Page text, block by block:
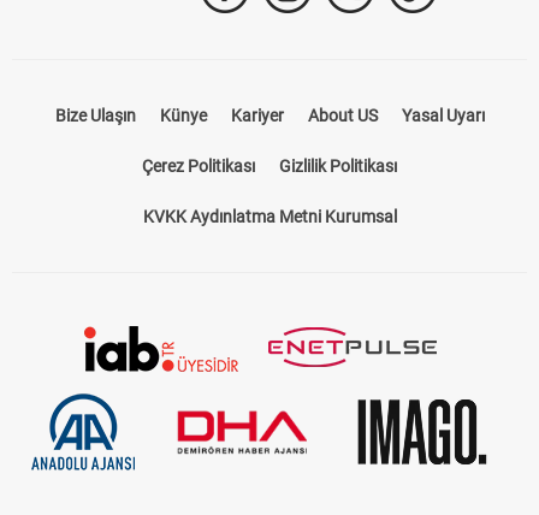
Bize Ulaşın Künye Kariyer About US Yasal Uyarı
Çerez Politikası Gizlilik Politikası
KVKK Aydınlatma Metni Kurumsal